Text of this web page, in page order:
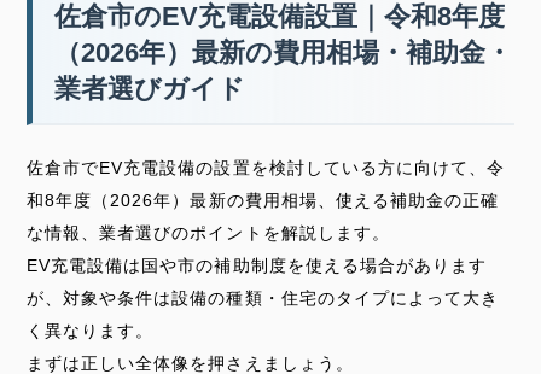
佐倉市のEV充電設備設置｜令和8年度
（2026年）最新の費用相場・補助金・
業者選びガイド
佐倉市でEV充電設備の設置を検討している方に向けて、令
和8年度（2026年）最新の費用相場、使える補助金の正確
な情報、業者選びのポイントを解説します。
EV充電設備は国や市の補助制度を使える場合があります
が、対象や条件は設備の種類・住宅のタイプによって大き
く異なります。
まずは正しい全体像を押さえましょう。